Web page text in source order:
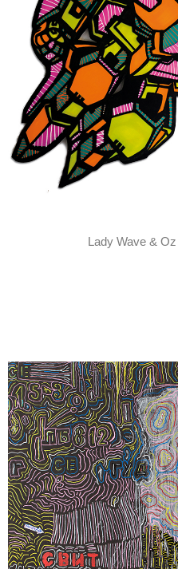
Lady Wave &